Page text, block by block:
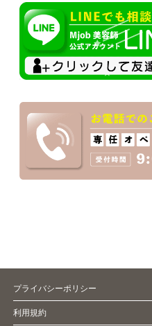
プライバシーポリシー
利用規約